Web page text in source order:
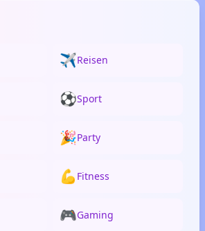
✈️Reisen
⚽Sport
🎉Party
💪 Fitness
🎮Gaming